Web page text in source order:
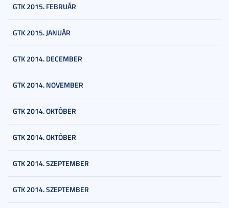
GTK 2015. FEBRUÁR
GTK 2015. JANUÁR
GTK 2014. DECEMBER
GTK 2014. NOVEMBER
GTK 2014. OKTÓBER
GTK 2014. OKTÓBER
GTK 2014. SZEPTEMBER
GTK 2014. SZEPTEMBER